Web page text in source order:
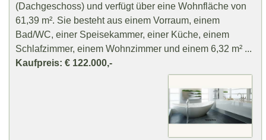
(Dachgeschoss) und verfügt über eine Wohnfläche von
61,39 m². Sie besteht aus einem Vorraum, einem
Bad/WC, einer Speisekammer, einer Küche, einem
Schlafzimmer, einem Wohnzimmer und einem 6,32 m² ...
Kaufpreis: € 122.000,-